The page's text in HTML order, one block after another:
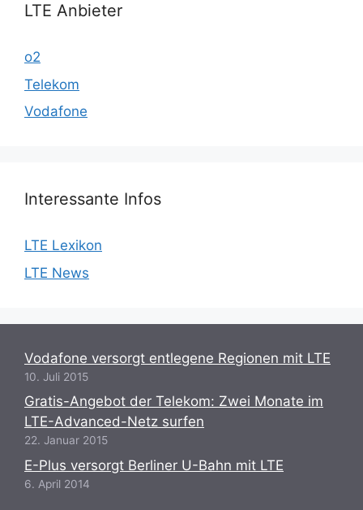
LTE Anbieter
o2
Telekom
Vodafone
Interessante Infos
LTE Lexikon
LTE News
Vodafone versorgt entlegene Regionen mit LTE
10. Juli 2015
Gratis-Angebot der Telekom: Zwei Monate im
LTE-Advanced-Netz surfen
22. Januar 2015
E-Plus versorgt Berliner U-Bahn mit LTE
6. April 2014